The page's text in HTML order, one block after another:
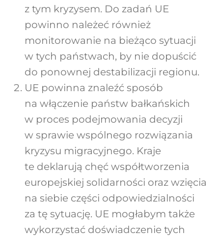
z tym kryzysem. Do zadań UE
powinno należeć również
monitorowanie na bieżąco sytuacji
w tych państwach, by nie dopuścić
do ponownej destabilizacji regionu.
UE powinna znaleźć sposób
na włączenie państw bałkańskich
w proces podejmowania decyzji
w sprawie wspólnego rozwiązania
kryzysu migracyjnego. Kraje
te deklarują chęć współtworzenia
europejskiej solidarności oraz wzięcia
na siebie części odpowiedzialności
za tę sytuację. UE mogłabym także
wykorzystać doświadczenie tych